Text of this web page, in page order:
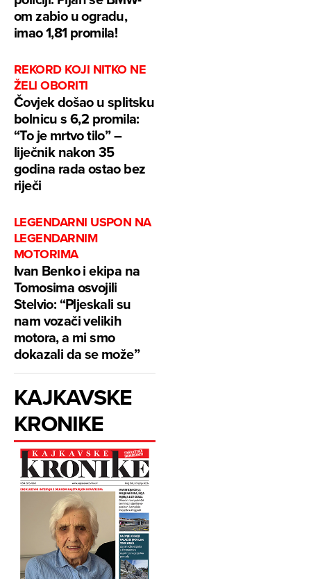
om zabio u ogradu,
imao 1,81 promila!
REKORD KOJI NITKO NE
ŽELI OBORITI
Čovjek došao u splitsku
bolnicu s 6,2 promila:
“To je mrtvo tilo” –
liječnik nakon 35
godina rada ostao bez
riječi
LEGENDARNI USPON NA
LEGENDARNIM
MOTORIMA
Ivan Benko i ekipa na
Tomosima osvojili
Stelvio: “Pljeskali su
nam vozači velikih
motora, a mi smo
dokazali da se može”
KAJKAVSKE
KRONIKE